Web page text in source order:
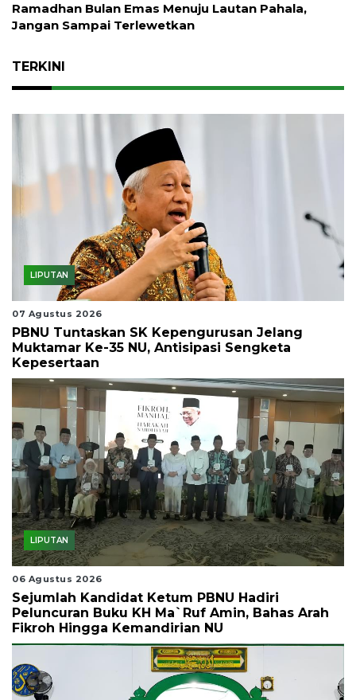
Ramadhan Bulan Emas Menuju Lautan Pahala,
Jangan Sampai Terlewetkan
TERKINI
LIPUTAN
07 Agustus 2026
PBNU Tuntaskan SK Kepengurusan Jelang
Muktamar Ke-35 NU, Antisipasi Sengketa
Kepesertaan
LIPUTAN
06 Agustus 2026
Sejumlah Kandidat Ketum PBNU Hadiri
Peluncuran Buku KH Ma`ruf Amin, Bahas Arah
Fikroh Hingga Kemandirian NU